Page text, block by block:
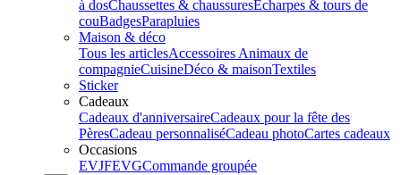
à dosChaussettes & chaussuresÉcharpes & tours de
couBadgesParapluies
Maison & déco
Tous les articlesAccessoires Animaux de
compagnieCuisineDéco & maisonTextiles
Sticker
Cadeaux
Cadeaux d'anniversaireCadeaux pour la fête des
PèresCadeau personnaliséCadeau photoCartes cadeaux
Occasions
EVJFEVGCommande groupée